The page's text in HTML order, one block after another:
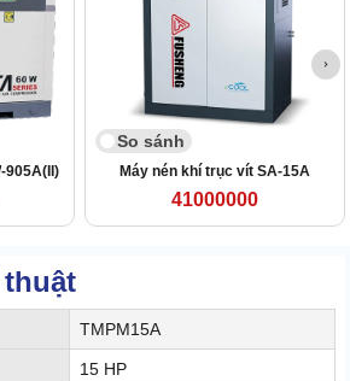
905A(II)
So sánh
Máy nén khí trục vít SA-15A
41000000
TMPM15A
15 HP